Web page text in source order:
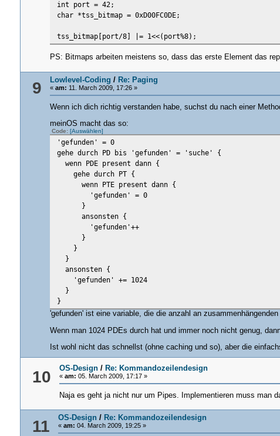
int port = 42;
char *tss_bitmap = 0xD00FC0DE;
tss_bitmap[port/8] |= 1<<(port%8);
PS: Bitmaps arbeiten meistens so, dass das erste Element das
9 Lowlevel-Coding / Re: Paging
«am: 11. March 2009, 17:26 »
Wenn ich dich richtig verstanden habe, suchst du nach einer
meinOS macht das so:
Code:[Auswählen]
'gefunden' = 0
gehe durch PD bis 'gefunden' = 'suche' {
wenn PDE present dann {
gehe durch PT {
wenn PTE present dann {
'gefunden' = 0
}
ansonsten {
'gefunden'++
}
}
}
ansonsten {
'gefunden' += 1024
}
}
'gefunden' ist eine variable, die die anzahl an
Wenn man 1024 PDEs durch hat und immer noch nicht genug,
Ist wohl nicht das schnellst (ohne caching und so), aber die
10 OS-Design / Re: Kommandozeilendesign
«am: 05. March 2009, 17:17 »
Naja es geht ja nicht nur um Pipes. Implementieren muss man
11 OS-Design / Re: Kommandozeilendesign
«am: 04. March 2009, 19:25 »